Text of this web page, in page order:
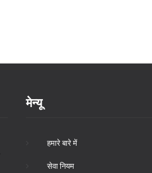
मेन्यू
हमारे बारे में
सेवा नियम